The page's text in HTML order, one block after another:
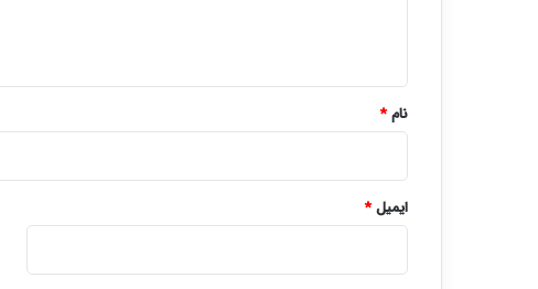
نام*
ایمیل*